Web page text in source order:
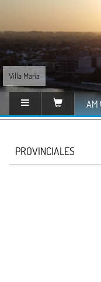
Villa María
AM
PROVINCIALES